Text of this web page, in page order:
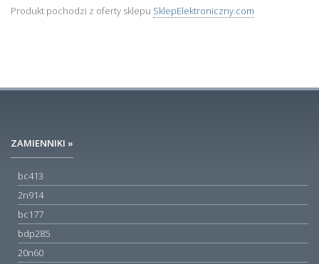
Produkt pochodzi z oferty sklepu SklepElektroniczny.com
ZAMIENNIKI »
bc413
2n914
bc177
bdp285
20n60